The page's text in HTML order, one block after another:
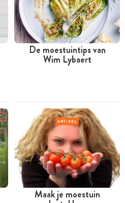
De moestuintips van
Wim Lybaert
ARTIKEL
Maak je moestuin